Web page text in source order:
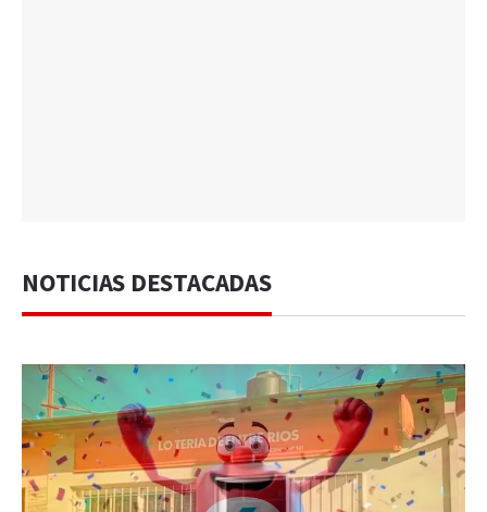
NOTICIAS DESTACADAS